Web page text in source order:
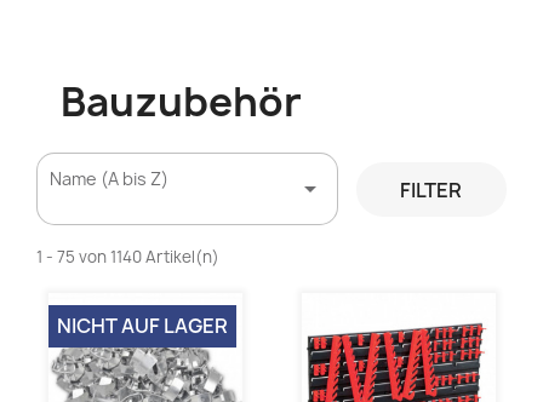
Bauzubehör
Name (A bis Z)  FILTER
1 - 75 von 1140 Artikel(n)
NICHT AUF LAGER